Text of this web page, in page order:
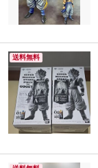
送料無料